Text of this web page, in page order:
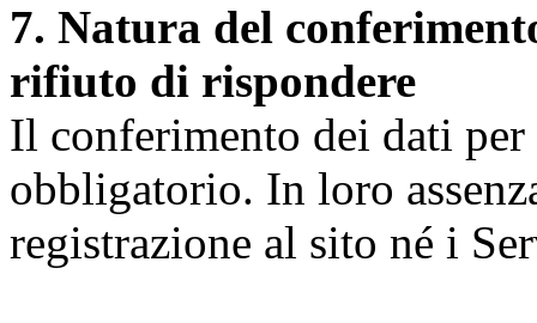
7. Natura del
rifiuto di rispondere
Il conferimento dei dati
obbligatorio. In loro
registrazione al sito né i